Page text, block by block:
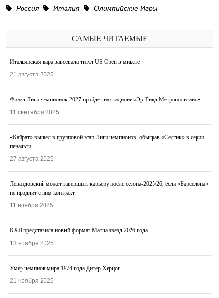
Россия Италия Олимпийские Игры
САМЫЕ ЧИТАЕМЫЕ
Итальянская пара завоевала титул US Open в миксте
21 августа 2025
Финал Лиги чемпионов-2027 пройдет на стадионе «Эр-Рияд Метрополитано»
11 сентября 2025
«Кайрат» вышел в групповой этап Лиги чемпионов, обыграв «Селтик» в серии
пенальти
27 августа 2025
Левандовский может завершить карьеру после сезона-2025/26, если «Барселона»
не продлит с ним контракт
11 ноября 2025
КХЛ представила новый формат Матча звезд 2026 года
13 ноября 2025
Умер чемпион мира 1974 года Дитер Херцог
21 ноября 2025